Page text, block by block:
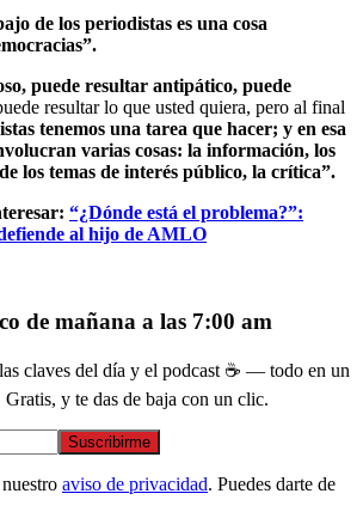
de los periodistas es una cosa
puede resultar antipático, puede
resultar lo que usted quiera, pero al final
tenemos una tarea que hacer; y en esa
varias cosas: la información, los
los temas de interés público, la crítica”.
“¿Dónde está el problema?”:
al hijo de AMLO
de mañana a las 7:00 am
claves del día y el podcast ☕ — todo en un
y te das de baja con un clic.
Suscribirme
aviso de privacidad. Puedes darte de